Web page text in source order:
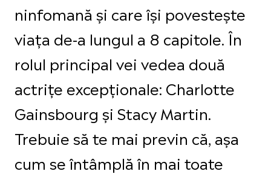
ninfomană și care își povestește
viața de-a lungul a 8 capitole. În
rolul principal vei vedea două
actrițe excepționale: Charlotte
Gainsbourg și Stacy Martin.
Trebuie să te mai previn că, așa
cum se întâmplă în mai toate